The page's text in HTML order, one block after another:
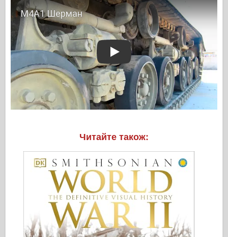
Play
Читайте також: